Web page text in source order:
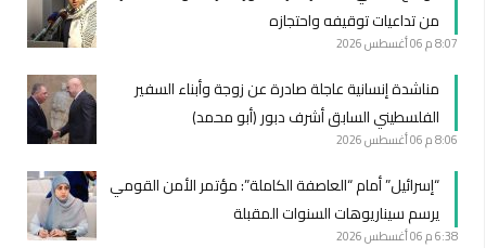
من تداعيات توقيفه واحتجازه
8:07 م 06 أغسطس 2026
مناشدة إنسانية عاجلة صادرة عن زوجة وأبناء السفير
الفلسطيني السابق أشرف دبور (أبو محمد)
8:06 م 06 أغسطس 2026
“إسرائيل” أمام “العاصفة الكاملة”: مؤتمر الأمن القومي
يرسم سيناريوهات السنوات المقبلة
6:38 م 06 أغسطس 2026